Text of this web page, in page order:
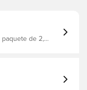
paquete de 2,